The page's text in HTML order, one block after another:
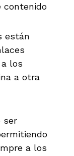
contenido
están
los
a otra
ser
a los